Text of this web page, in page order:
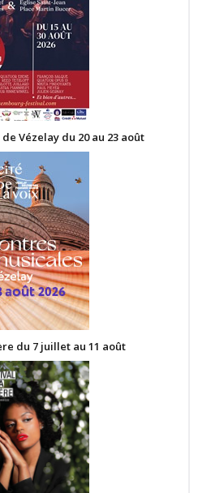
Vézelay du 20 au 23 août
du 7 juillet au 11 août